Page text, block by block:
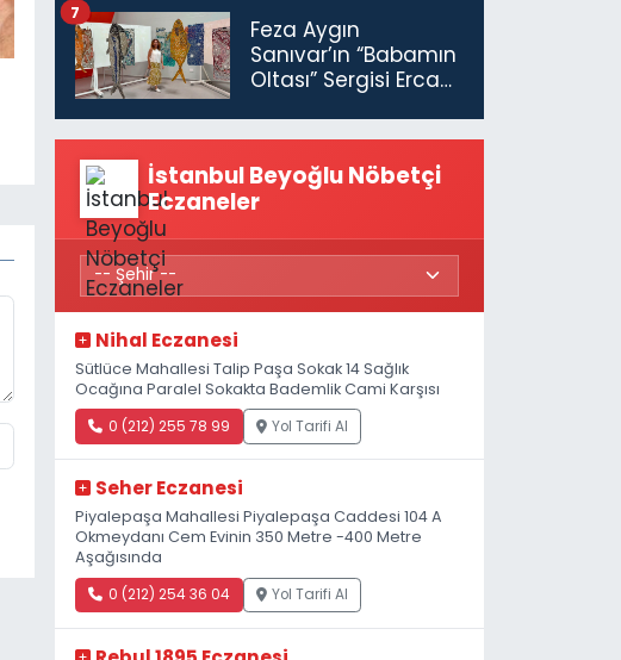
Feza Aygın
Sanıvar’ın “Babamın
Oltası” Sergisi Ercan
7
İstanbul Beyoğlu Nöbetçi
Eczaneler
Nihal Eczanesi
Sütlüce Mahallesi Talip Paşa Sokak 14 Sağlık
Ocağına Paralel Sokakta Bademlik Cami Karşısı
0 (212) 255 78 99 Yol Tarifi Al
Seher Eczanesi
Piyalepaşa Mahallesi Piyalepaşa Caddesi 104 A
Okmeydanı Cem Evinin 350 Metre -400 Metre
Aşağısında
0 (212) 254 36 04 Yol Tarifi Al